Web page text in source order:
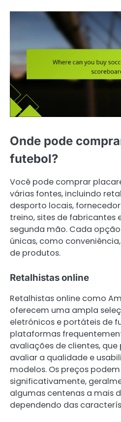
Onde pode
futebol?
Você pode comprar
várias fontes, incluindo
desporto locais,
treino, sites de fabricantes
segunda mão. Cada
únicas, como
de produtos.
Retalhistas online
Retalhistas online como
oferecem uma ampla
eletrónicos e portáteis de
plataformas
avaliações de clientes,
avaliar a qualidade e
modelos. Os preços
significativamente,
algumas centenas a mais
dependendo das